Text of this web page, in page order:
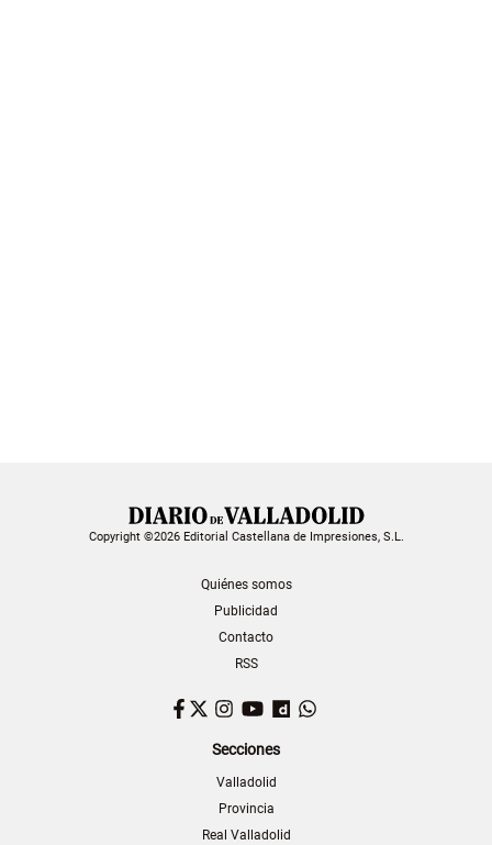
Copyright ©2026 Editorial Castellana de Impresiones, S.L.
Quiénes somos
Publicidad
Contacto
RSS
Facebook
TwitterInstagram
YouTubeDailymotion
Secciones
Valladolid
Provincia
Real Valladolid